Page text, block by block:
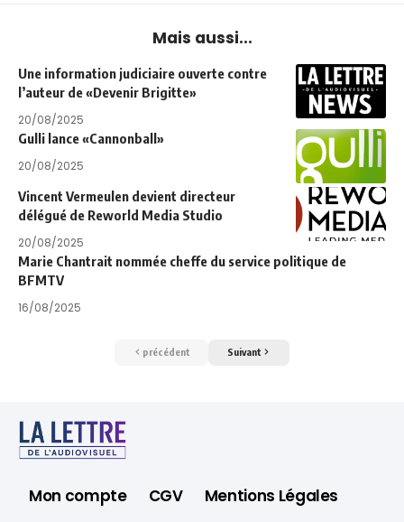
Mais aussi...
Une information judiciaire ouverte contre
l’auteur de «Devenir Brigitte»
20/08/2025
Gulli lance «Cannonball»
20/08/2025
Vincent Vermeulen devient directeur
délégué de Reworld Media Studio
20/08/2025
Marie Chantrait nommée cheffe du service politique de
BFMTV
16/08/2025
précédent Suivant
Mon compte CGV
Mentions Légales